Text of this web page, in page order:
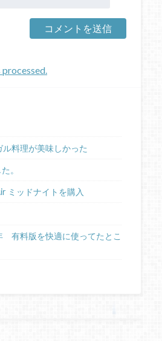
料理が美味しかった
。
ミッドナイトを購入
有料版を快適に使ってたとこ